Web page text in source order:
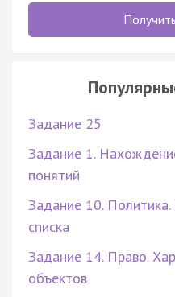
Задание 25
Задание 1.
понятий
Задание 10.
списка
Задание 14. Право.
объектов